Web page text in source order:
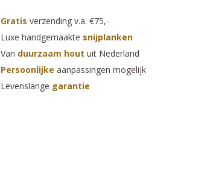
Gratisverzending v.a. €75,-
Luxe handgemaakte snijplanken
Van duurzaam hout uit Nederland
Persoonlijkeaanpassingen mogelijk
Levenslange garantie